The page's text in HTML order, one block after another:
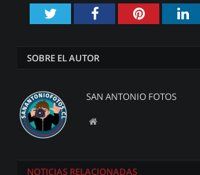
TwitterFacebookPinterest
SOBRE EL AUTOR
SAN ANTONIO FOTOS
Website
NOTICIAS RELACIONADAS